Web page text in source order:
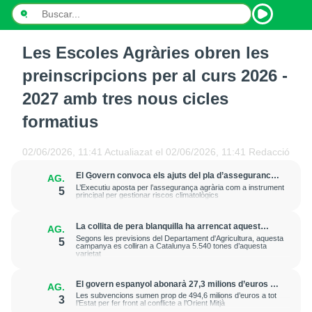
NOTÍCIES
PROGRAMES
ESPORTS
Les Escoles Agràries obren les
preinscripcions per al curs 2026 -
2027 amb tres nous cicles
formatius
02/06/2026, 11:41 Actualiazat el 02/06/2026, 11:41 Redacció
AG.
5
El Govern convoca els ajuts del pla d’assegurances
agràries del 2026 amb un pressupost de 20 milions
d’euros
L’Executiu aposta per l’assegurança agrària com a instrument
principal per gestionar riscos climatològics
AG.
5
La collita de pera blanquilla ha arrencat aquest
dimecres a Lleida amb unes bones expectatives de
qualitat i uns calibres més grans
Segons les previsions del Departament d'Agricultura, aquesta
campanya es colliran a Catalunya 5.540 tones d’aquesta
varietat
AG.
3
El govern espanyol abonarà 27,3 milions d’euros a
agricultors catalans en ajudes per comprar
fertilitzants
Les subvencions sumen prop de 494,6 milions d’euros a tot
l’Estat per fer front al conflicte a l’Orient Mitjà